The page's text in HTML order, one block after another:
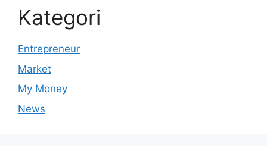
Kategori
Entrepreneur
Market
My Money
News